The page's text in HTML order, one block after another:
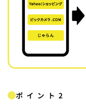
ポイント2